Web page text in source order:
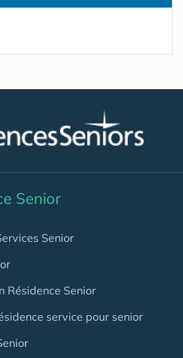
Senior
Senior
Résidence Senior
service pour senior